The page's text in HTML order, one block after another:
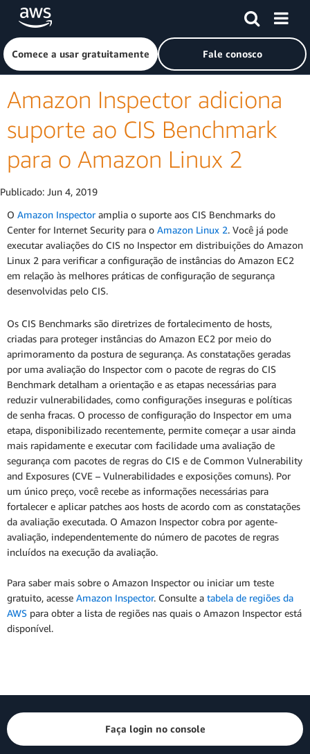
Pular para o conteúdo principal
Clique aqui para voltar à página inicial da Amazon Web
Comece a usar gratuitamente Fale conosco
Amazon Inspector adiciona
suporte ao CIS Benchmark
para o Amazon Linux 2
Publicado: Jun 4, 2019
O Amazon Inspectoramplia o suporte aos CIS Benchmarks do
Center for Internet Security para o Amazon Linux 2. Você já pode
executar avaliações do CIS no Inspector em distribuições do Amazon
Linux 2 para verificar a configuração de instâncias do Amazon EC2
em relação às melhores práticas de configuração de segurança
desenvolvidas pelo CIS.
Os CIS Benchmarks são diretrizes de fortalecimento de hosts,
criadas para proteger instâncias do Amazon EC2 por meio do
aprimoramento da postura de segurança. As constatações geradas
por uma avaliação do Inspector com o pacote de regras do CIS
Benchmark detalham a orientação e as etapas necessárias para
reduzir vulnerabilidades, como configurações inseguras e políticas
de senha fracas. O processo de configuração do Inspector em uma
etapa, disponibilizado recentemente, permite começar a usar ainda
mais rapidamente e executar com facilidade uma avaliação de
segurança com pacotes de regras do CIS e de Common Vulnerability
and Exposures (CVE – Vulnerabilidades e exposições comuns). Por
um único preço, você recebe as informações necessárias para
fortalecer e aplicar patches aos hosts de acordo com as constatações
da avaliação executada. O Amazon Inspector cobra por agente-
avaliação, independentemente do número de pacotes de regras
incluídos na execução da avaliação.
Para saber mais sobre o Amazon Inspector ou iniciar um teste
gratuito, acesse Amazon Inspector. Consulte a tabela de regiões da
AWS para obter a lista de regiões nas quais o Amazon Inspector está
disponível.
Faça login no console